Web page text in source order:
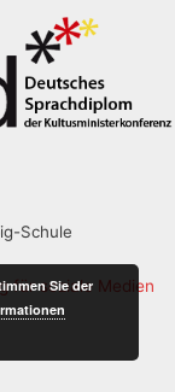
Schule
für soziale Medien
Sie der